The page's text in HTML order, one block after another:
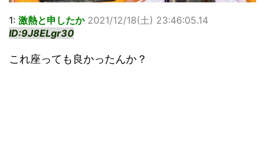
1: 激熱と申したか 2021/12/18(土) 23:46:05.14
ID:9J8ELgr30
これ座っても良かったんか？